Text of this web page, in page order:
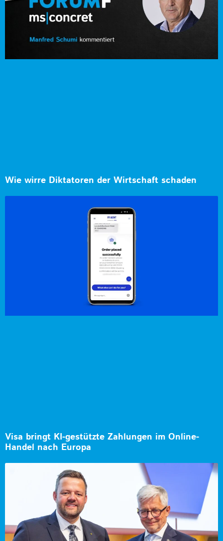
Wie wirre Diktatoren der Wirtschaft schaden
Visa bringt KI-gestützte Zahlungen im Online-
Handel nach Europa